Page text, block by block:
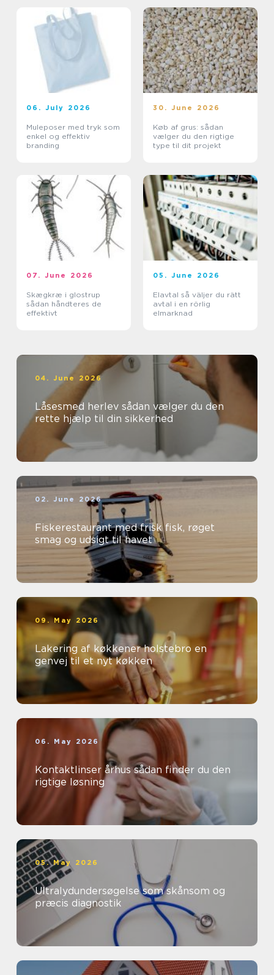
06. July 2026
Muleposer med tryk som
enkel og effektiv
branding
30. June 2026
Køb af grus: sådan
vælger du den rigtige
type til dit projekt
07. June 2026
Skægkræ i glostrup
sådan håndteres de
effektivt
05. June 2026
Elavtal så väljer du rätt
avtal i en rörlig
elmarknad
04. June 2026
Låsesmed herlev sådan vælger du den
rette hjælp til din sikkerhed
02. June 2026
Fiskerestaurant med frisk fisk, røget
smag og udsigt til havet
09. May 2026
Lakering af køkkener holstebro en
genvej til et nyt køkken
06. May 2026
Kontaktlinser århus sådan finder du den
rigtige løsning
05. May 2026
Ultralydundersøgelse som skånsom og
præcis diagnostik